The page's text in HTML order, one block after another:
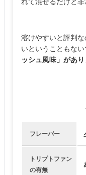
溶けやすいと評判
いということもな
ッシュ風味」があり
フレーバー
トリプトファン
の有無